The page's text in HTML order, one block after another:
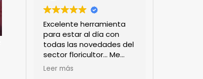
Excelente herramienta
para estar al día con
todas las novedades del
sector floricultor... Me
encanta!!!
Leer más